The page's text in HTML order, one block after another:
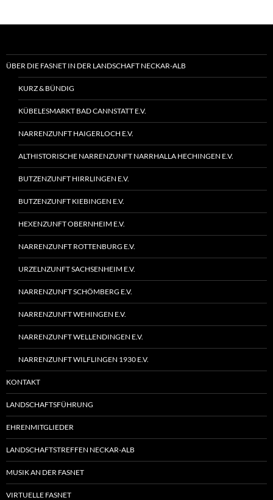
ÜBER DIE FASNET IN DER LANDSCHAFT NECKAR-ALB
KURZ & BÜNDIG
KÜBELESMARKT BAD CANNSTATT E.V.
NARRENZUNFT HAIGERLOCH E.V.
ALTHISTORISCHE NARRENZUNFT NARRHALLA HECHINGEN E.V.
BUTZENZUNFT HIRRLINGEN E.V.
BUTZENZUNFT KIEBINGEN E.V.
HEXENZUNFT OBERNHEIM E.V.
NARRENZUNFT ROTTENBURG E.V.
URZELNZUNFT SACHSENHEIM E.V.
NARRENZUNFT SCHÖMBERG E.V.
NARRENZUNFT WEHINGEN E.V.
NARRENZUNFT WELLENDINGEN E.V.
NARRENZUNFT WILFLINGEN 1930 E.V.
KONTAKT
LANDSCHAFTSFÜHRUNG
EHRENMITGLIEDER
LANDSCHAFTSTREFFEN NECKAR-ALB
MUSIK AN DER FASNET
VIRTUELLE FASNET